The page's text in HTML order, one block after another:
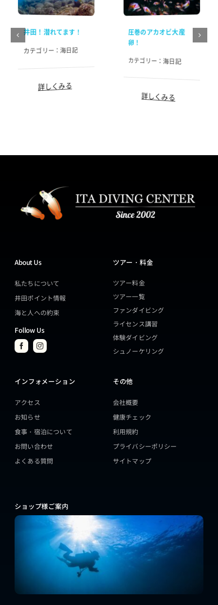
井田！潜れてます！
カテゴリー： 海日記
詳しくみる
圧巻のアカオビ大産
卵！
カテゴリー：海日記
詳しくみる
About Us
私たちについて
井田ポイント情報
海と人への約束
Follow Us
ツアー・料金
ツアー料金
ツアー一覧
ファンダイビング
ライセンス講習
体験ダイビング
シュノーケリング
インフォメーション
アクセス
お知らせ
食事・宿泊について
お問い合わせ
よくある質問
その他
会社概要
健康チェック
利用規約
プライバシーポリシー
サイトマップ
ショップ様ご案内